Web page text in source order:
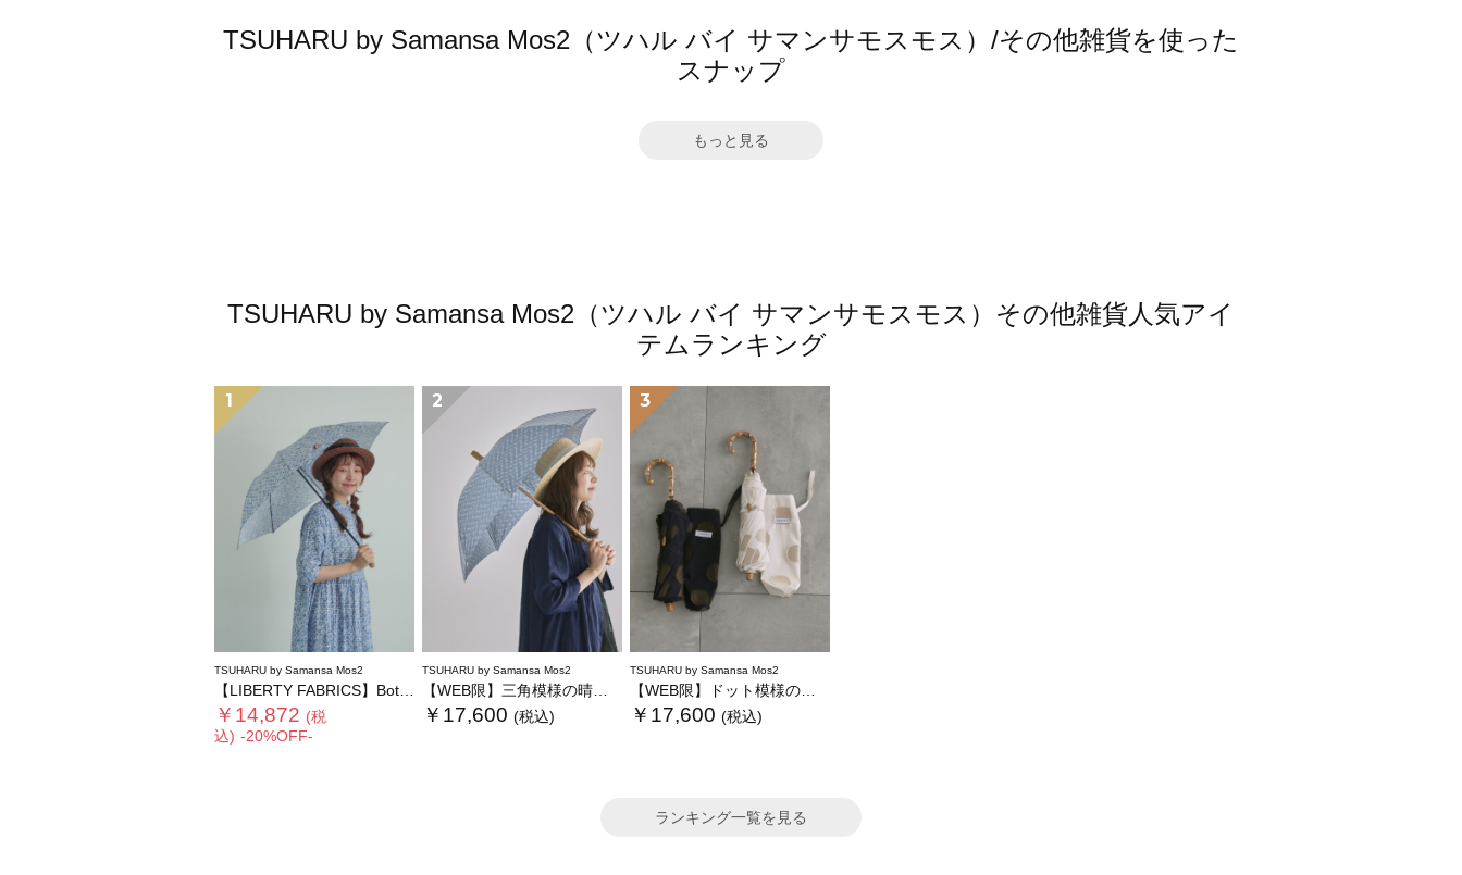
TSUHARU by Samansa Mos2（ツハル バイ サマンサモスモス）/その他雑貨を使った
スナップ
もっと見る
TSUHARU by Samansa Mos2（ツハル バイ サマンサモスモス）その他雑貨人気アイ
テムランキング
1
TSUHARU by Samansa Mos2
【LIBERTY FABRICS】Botanical Language柄日傘
￥14,872 (税
込) -20%OFF-
2
TSUHARU by Samansa Mos2
【WEB限】三角模様の晴雨兼用日傘
￥17,600 (税込)
3
TSUHARU by Samansa Mos2
【WEB限】ドット模様の晴雨兼用日傘
￥17,600 (税込)
ランキング一覧を見る